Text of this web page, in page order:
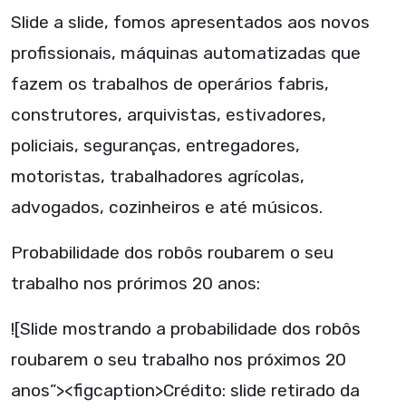
Slide a slide, fomos apresentados aos novos
profissionais, máquinas automatizadas que
fazem os trabalhos de operários fabris,
construtores, arquivistas, estivadores,
policiais, seguranças, entregadores,
motoristas, trabalhadores agrícolas,
advogados, cozinheiros e até músicos.
Probabilidade dos robôs roubarem o seu
trabalho nos prórimos 20 anos:
![Slide mostrando a probabilidade dos robôs
roubarem o seu trabalho nos próximos 20
anos”><figcaption>Crédito: slide retirado da